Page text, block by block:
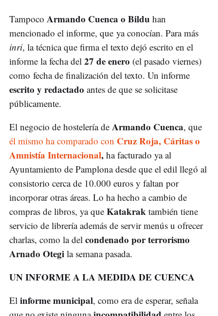
Tampoco Armando Cuenca o Bildu han
mencionado el informe, que ya conocían. Para más
inri, la técnica que firma el texto dejó escrito en el
informe la fecha del 27 de enero (el pasado viernes)
como fecha de finalización del texto. Un informe
escrito y redactado antes de que se solicitase
públicamente.
El negocio de hostelería de Armando Cuenca, que
él mismo ha comparado con Cruz Roja, Cáritas o
Amnistía Internacional, ha facturado ya al
Ayuntamiento de Pamplona desde que el edil llegó al
consistorio cerca de 10.000 euros y faltan por
incorporar otras áreas. Lo ha hecho a cambio de
compras de libros, ya que Katakrak también tiene
servicio de librería además de servir menús u ofrecer
charlas, como la del condenado por terrorismo
Arnado Otegi la semana pasada.
UN INFORME A LA MEDIDA DE CUENCA
El informe municipal, como era de esperar, señala